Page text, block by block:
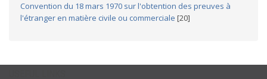
Convention du 18 mars 1970 sur l'obtention des preuves à
l'étranger en matière civile ou commerciale [20]